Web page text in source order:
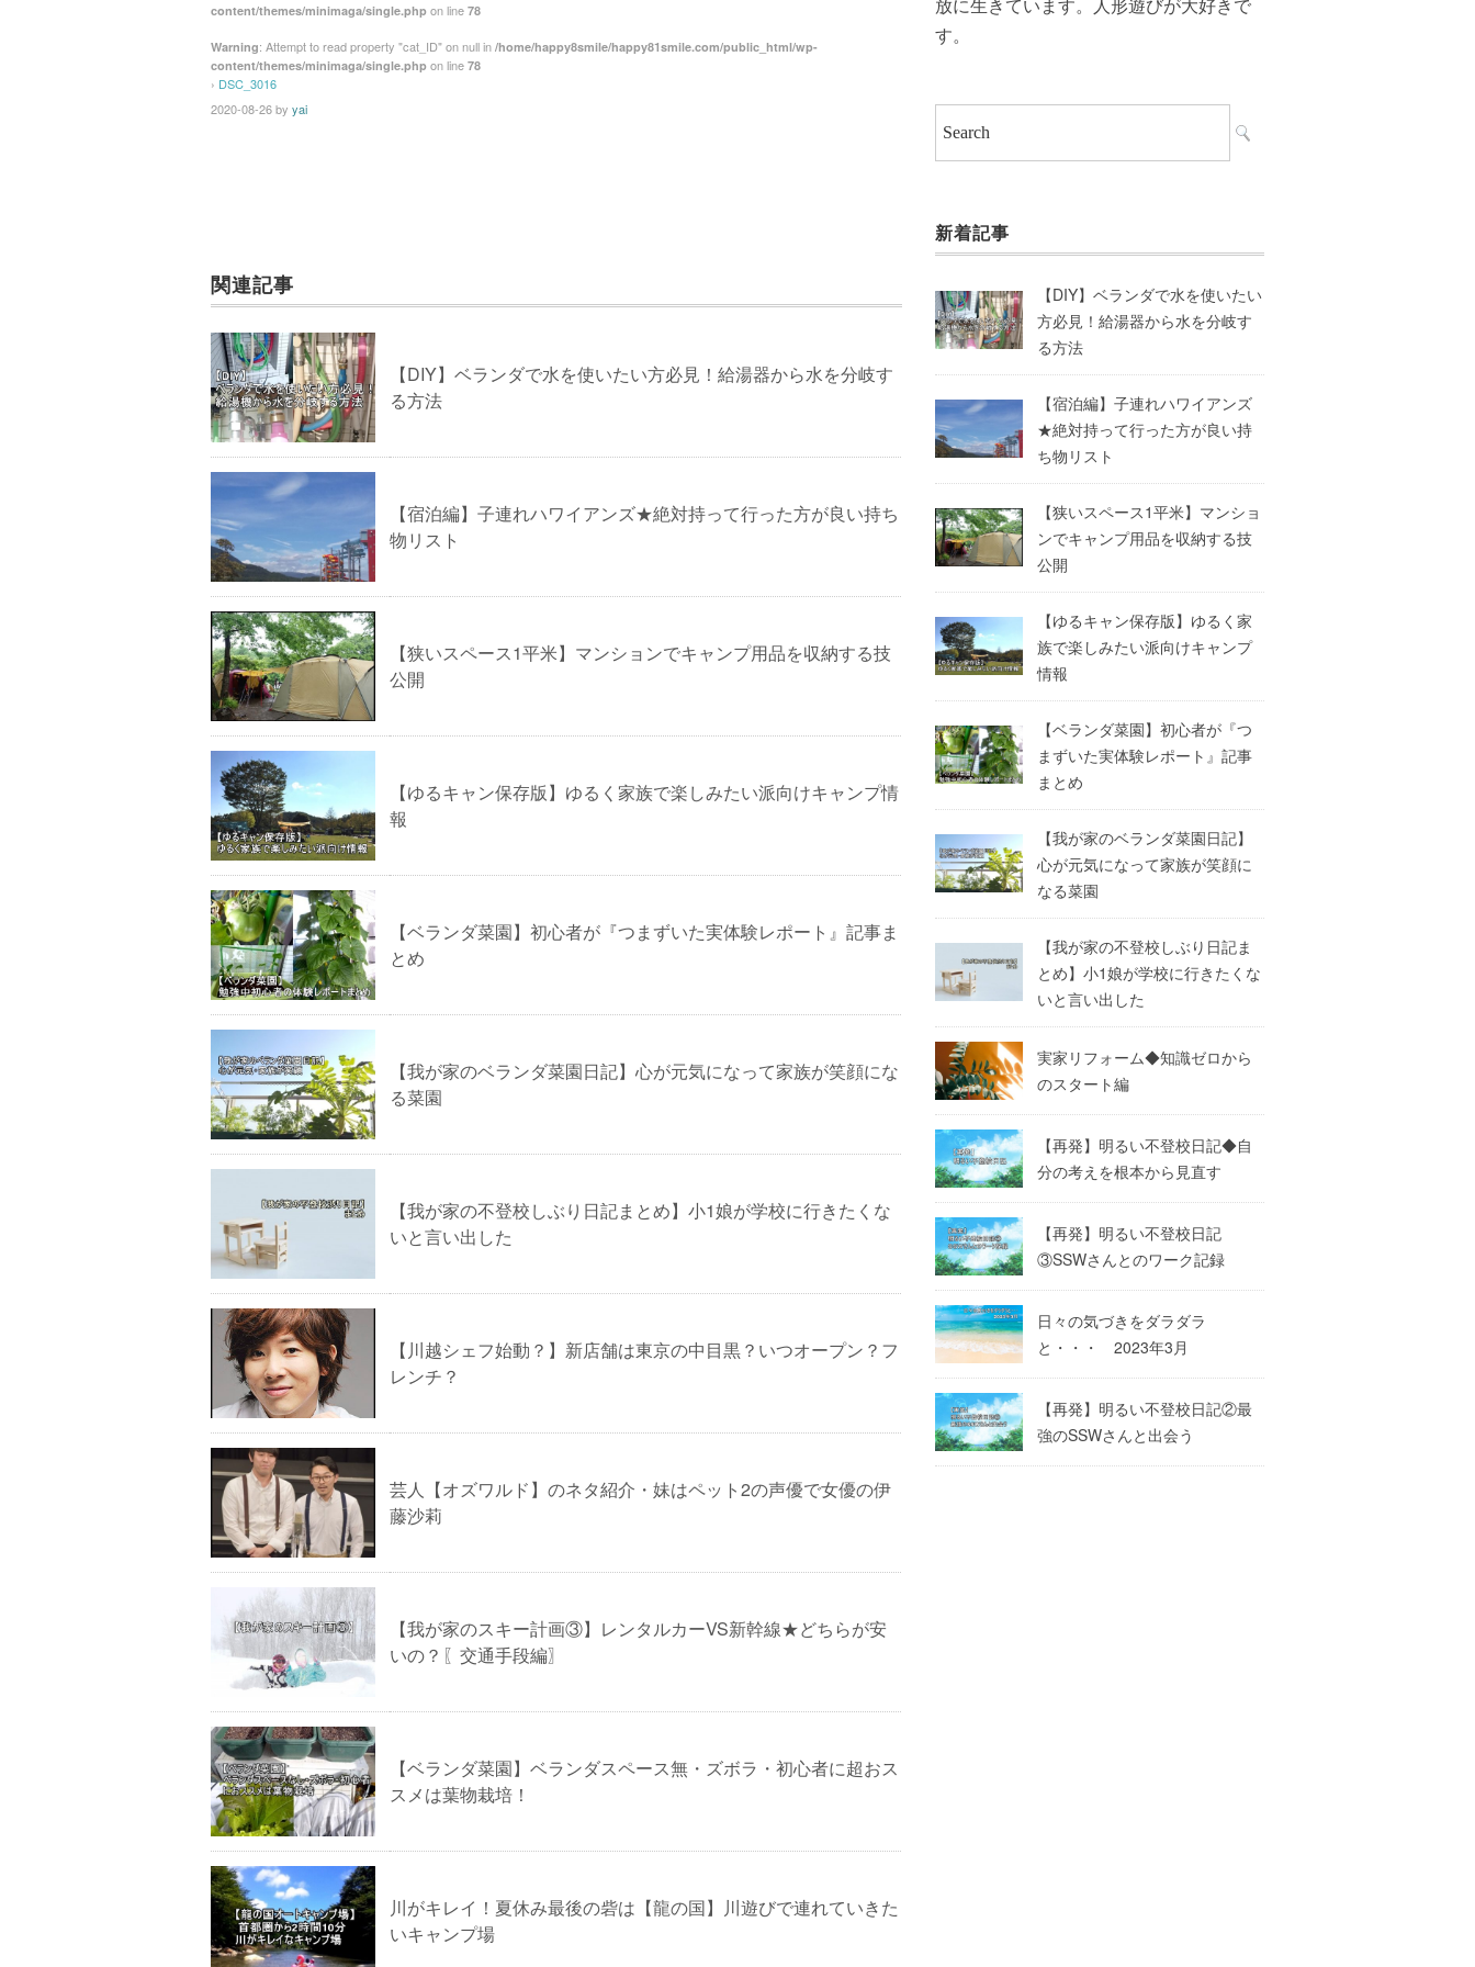
b
o
o
st
content/themes/minimaga/single.php on line 78
Warning: Attempt to read property "cat_ID" on null in /home/happy8smile/happy81smile.com/public_html/wp-
content/themes/minimaga/single.php on line 78
› DSC_3016
2020-08-26by yai
関連記事
【DIY】ベランダで水を使いたい方必見！給湯器から水を分岐す
る方法
【宿泊編】子連れハワイアンズ★絶対持って行った方が良い持ち
物リスト
【狭いスペース1平米】マンションでキャンプ用品を収納する技
公開
【ゆるキャン保存版】ゆるく家族で楽しみたい派向けキャンプ情
報
【ベランダ菜園】初心者が『つまずいた実体験レポート』記事ま
とめ
【我が家のベランダ菜園日記】心が元気になって家族が笑顔にな
る菜園
【我が家の不登校しぶり日記まとめ】小1娘が学校に行きたくな
いと言い出した
【川越シェフ始動？】新店舗は東京の中目黒？いつオープン？フ
レンチ？
芸人【オズワルド】のネタ紹介・妹はペット2の声優で女優の伊
藤沙莉
【我が家のスキー計画③】レンタルカーVS新幹線★どちらが安
いの？〖交通手段編〗
【ベランダ菜園】ベランダスペース無・ズボラ・初心者に超おス
スメは葉物栽培！
川がキレイ！夏休み最後の砦は【龍の国】川遊びで連れていきた
いキャンプ場
す。
新着記事
【DIY】ベランダで水を使いたい
方必見！給湯器から水を分岐す
る方法
【宿泊編】子連れハワイアンズ
★絶対持って行った方が良い持
ち物リスト
【狭いスペース1平米】マンショ
ンでキャンプ用品を収納する技
公開
【ゆるキャン保存版】ゆるく家
族で楽しみたい派向けキャンプ
情報
【ベランダ菜園】初心者が『つ
まずいた実体験レポート』記事
まとめ
【我が家のベランダ菜園日記】
心が元気になって家族が笑顔に
なる菜園
【我が家の不登校しぶり日記ま
とめ】小1娘が学校に行きたくな
いと言い出した
実家リフォーム◆知識ゼロから
のスタート編
【再発】明るい不登校日記◆自
分の考えを根本から見直す
【再発】明るい不登校日記
③SSWさんとのワーク記録
日々の気づきをダラダラ
と・・・ 2023年3月
【再発】明るい不登校日記②最
強のSSWさんと出会う